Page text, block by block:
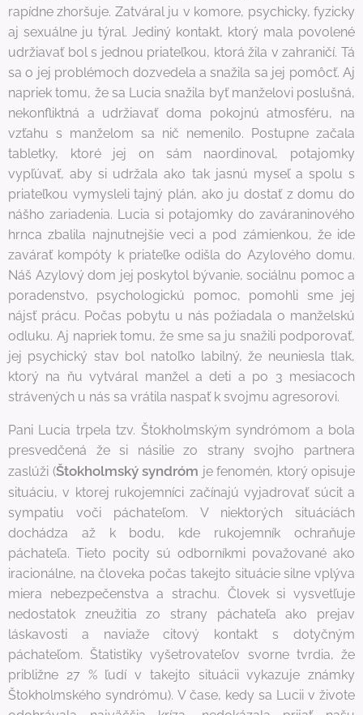
rapídne zhoršuje. Zatváral ju v komore, psychicky, fyzicky
aj sexuálne ju týral. Jediný kontakt, ktorý mala povolené
udržiavať bol s jednou priateľkou, ktorá žila v zahraničí. Tá
sa o jej problémoch dozvedela a snažila sa jej pomôcť. Aj
napriek tomu, že sa Lucia snažila byť manželovi poslušná,
nekonfliktná a udržiavať doma pokojnú atmosféru, na
vzťahu s manželom sa nič nemenilo. Postupne začala
tabletky, ktoré jej on sám naordinoval, potajomky
vypľúvať, aby si udržala ako tak jasnú myseľ a spolu s
priateľkou vymysleli tajný plán, ako ju dostať z domu do
nášho zariadenia. Lucia si potajomky do zaváraninového
hrnca zbalila najnutnejšie veci a pod zámienkou, že ide
zavárať kompóty k priateľke odišla do Azylového domu.
Náš Azylový dom jej poskytol bývanie, sociálnu pomoc a
poradenstvo, psychologickú pomoc, pomohli sme jej
nájsť prácu. Počas pobytu u nás požiadala o manželskú
odluku. Aj napriek tomu, že sme sa ju snažili podporovať,
jej psychický stav bol natoľko labilný, že neuniesla tlak,
ktorý na ňu vytváral manžel a deti a po 3 mesiacoch
strávených u nás sa vrátila naspať k svojmu agresorovi.
Pani Lucia trpela tzv. Štokholmským syndrómom a bola
presvedčená že si násilie zo strany svojho partnera
zaslúži (Štokholmský syndróm je fenomén, ktorý opisuje
situáciu, v ktorej rukojemníci začínajú vyjadrovať súcit a
sympatiu voči páchateľom. V niektorých situáciách
dochádza až k bodu, kde rukojemník ochraňuje
páchateľa. Tieto pocity sú odborníkmi považované ako
iracionálne, na človeka počas takejto situácie silne vplýva
miera nebezpečenstva a strachu. Človek si vysvetľuje
nedostatok zneužitia zo strany páchateľa ako prejav
láskavosti a naviaže citový kontakt s dotyčným
páchateľom. Štatistiky vyšetrovateľov svorne tvrdia, že
približne 27 % ľudí v takejto situácii vykazuje známky
Štokholmského syndrómu). V čase, kedy sa Lucii v živote